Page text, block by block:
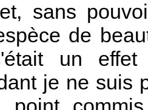
sans
de
un
je ne suis